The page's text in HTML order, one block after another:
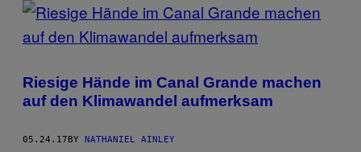
Riesige Hände im Canal Grande machen
auf den Klimawandel aufmerksam
05.24.17BY NATHANIEL AINLEY